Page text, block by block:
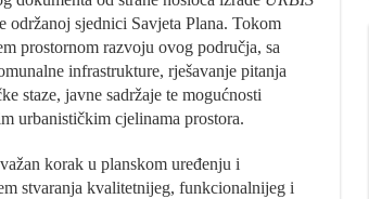
sjednici Savjeta Plana. Tokom
prostornom razvoju ovog područja, sa
infrastrukture, rješavanje pitanja
staze, javne sadržaje te mogućnosti
urbanističkim cjelinama prostora.
korak u planskom uređenju i
stvaranja kvalitetnijeg, funkcionalnijeg i